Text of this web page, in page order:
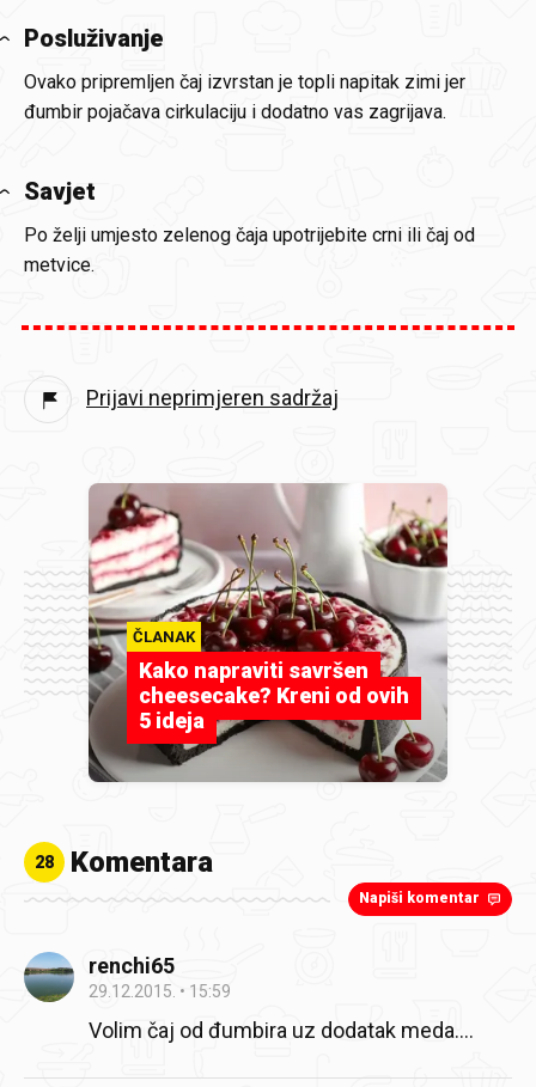
Posluživanje
Ovako pripremljen čaj izvrstan je topli napitak zimi jer
đumbir pojačava cirkulaciju i dodatno vas zagrijava.
Savjet
Po želji umjesto zelenog čaja upotrijebite crni ili čaj od
metvice.
Prijavi neprimjeren sadržaj
ČLANAK
Kako napraviti savršen
cheesecake? Kreni od ovih
5 ideja
28 Komentara
Napiši komentar
renchi65
29.12.2015. 15:59
Volim čaj od đumbira uz dodatak meda....